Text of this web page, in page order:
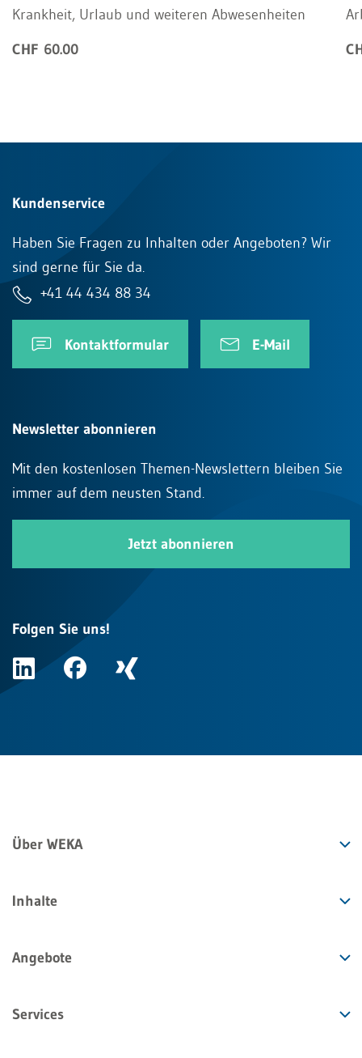
Krankheit, Urlaub und weiteren Abwesenheiten
CHF 60.00
Kundenservice
Haben Sie Fragen zu Inhalten oder Angeboten? Wir
sind gerne für Sie da.
+41 44 434 88 34
Kontaktformular E-Mail
Newsletter abonnieren
Mit den kostenlosen Themen-Newslettern bleiben Sie
immer auf dem neusten Stand.
Jetzt abonnieren
Folgen Sie uns!
Über WEKA
Inhalte
Angebote
Services